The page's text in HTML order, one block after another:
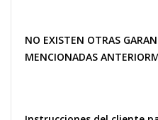
NO EXISTEN OTRAS
MENCIONADAS